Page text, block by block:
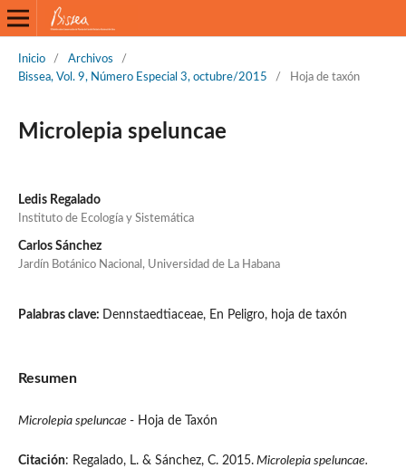
Inicio / Archivos
/
Bissea, Vol. 9, Número Especial 3, octubre/2015
/ Hoja de taxón
Microlepia speluncae
Ledis Regalado
Instituto de Ecología y Sistemática
Carlos Sánchez
Jardín Botánico Nacional, Universidad de La Habana
Palabras clave: Dennstaedtiaceae, En Peligro, hoja de taxón
Resumen
Microlepia speluncae - Hoja de Taxón
Citación: Regalado, L. & Sánchez, C. 2015.Microlepia speluncae.